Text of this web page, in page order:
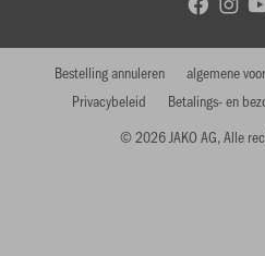
© 2026 JAKO AG, Alle
Bestelling annuleren algemene
Privacybeleid
Betalings- en